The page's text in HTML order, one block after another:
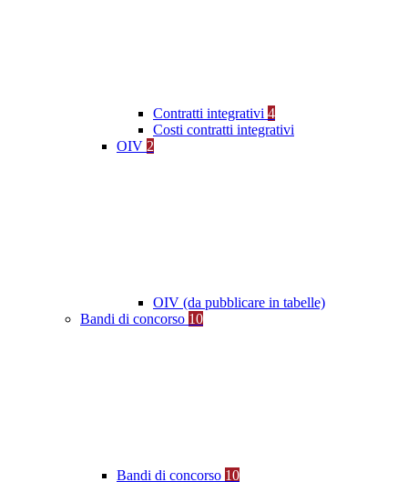
Contratti integrativi 4
Costi contratti integrativi
OIV 2
OIV (da pubblicare in tabelle)
Bandi di concorso 10
Bandi di concorso 10